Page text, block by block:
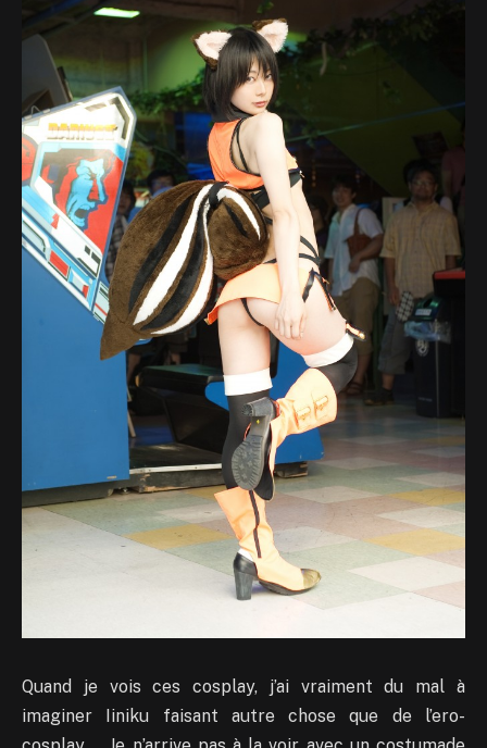
Quand je vois ces cosplay, j’ai vraiment du mal à
imaginer Iiniku faisant autre chose que de l’ero-